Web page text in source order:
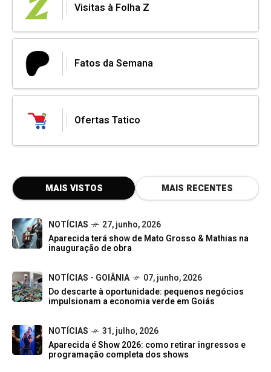
Visitas à Folha Z
Fatos da Semana
Ofertas Tatico
MAIS VISTOS MAIS RECENTES
NOTÍCIAS
27, junho, 2026
Aparecida terá show de Mato Grosso & Mathias na
inauguração de obra
NOTÍCIAS - GOIÂNIA
07, junho, 2026
Do descarte à oportunidade: pequenos negócios
impulsionam a economia verde em Goiás
NOTÍCIAS
31, julho, 2026
Aparecida é Show 2026: como retirar ingressos e
programação completa dos shows